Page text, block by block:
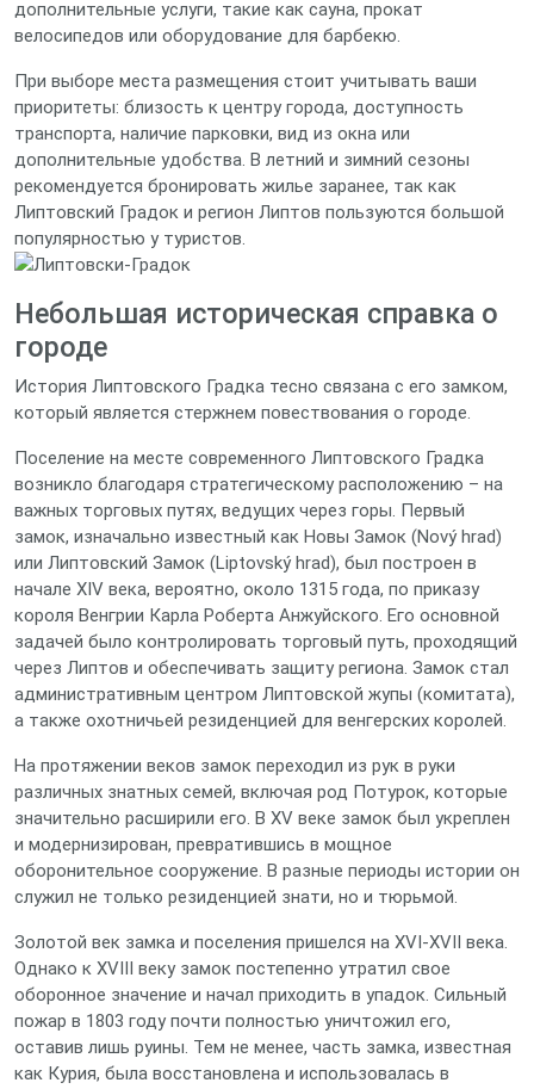
дополнительные услуги, такие как сауна, прокат
велосипедов или оборудование для барбекю.
При выборе места размещения стоит учитывать ваши
приоритеты: близость к центру города, доступность
транспорта, наличие парковки, вид из окна или
дополнительные удобства. В летний и зимний сезоны
рекомендуется бронировать жилье заранее, так как
Липтовский Градок и регион Липтов пользуются большой
популярностью у туристов.
Небольшая историческая справка о
городе
История Липтовского Градка тесно связана с его замком,
который является стержнем повествования о городе.
Поселение на месте современного Липтовского Градка
возникло благодаря стратегическому расположению – на
важных торговых путях, ведущих через горы. Первый
замок, изначально известный как Новы Замок (Nový hrad)
или Липтовский Замок (Liptovský hrad), был построен в
начале XIV века, вероятно, около 1315 года, по приказу
короля Венгрии Карла Роберта Анжуйского. Его основной
задачей было контролировать торговый путь, проходящий
через Липтов и обеспечивать защиту региона. Замок стал
административным центром Липтовской жупы (комитата),
а также охотничьей резиденцией для венгерских королей.
На протяжении веков замок переходил из рук в руки
различных знатных семей, включая род Потурок, которые
значительно расширили его. В XV веке замок был укреплен
и модернизирован, превратившись в мощное
оборонительное сооружение. В разные периоды истории он
служил не только резиденцией знати, но и тюрьмой.
Золотой век замка и поселения пришелся на XVI-XVII века.
Однако к XVIII веку замок постепенно утратил свое
оборонное значение и начал приходить в упадок. Сильный
пожар в 1803 году почти полностью уничтожил его,
оставив лишь руины. Тем не менее, часть замка, известная
как Курия, была восстановлена и использовалась в